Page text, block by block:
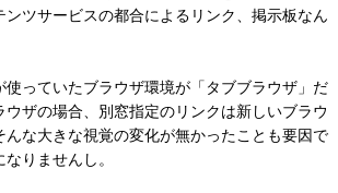
ツサービスの都合によるリンク、掲示板なん
っていたブラウザ環境が「タブブラウザ」だ
ザの場合、別窓指定のリンクは新しいブラウ
な大きな視覚の変化が無かったことも要因で
りませんし。